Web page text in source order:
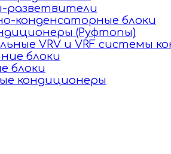
разветвители
конденсаторные блоки
(Руфтопы)
VRV и VRF системы
блоки
блоки
кондиционеры